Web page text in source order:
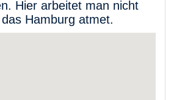
Hier arbeitet man nicht
Hamburg atmet.